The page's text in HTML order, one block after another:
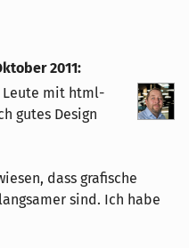
2011:
Leute mit html-
gutes Design
dass grafische
sind. Ich habe